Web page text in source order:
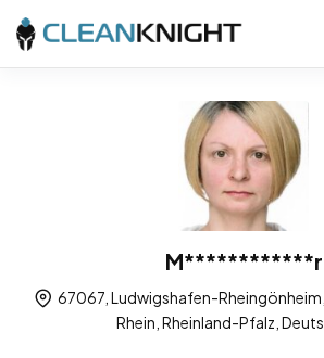
M************r
67067, Ludwigshafen-
Rhein, Rheinland-Pfalz,